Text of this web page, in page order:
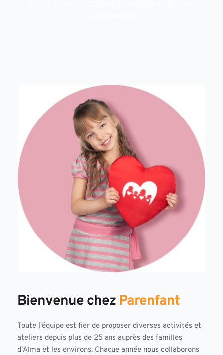
Bienvenue chez Parenfant
Toute l'équipe est fier de proposer diverses activités et
ateliers depuis plus de 25 ans auprès des familles
d'Alma et les environs. Chaque année nous collaborons